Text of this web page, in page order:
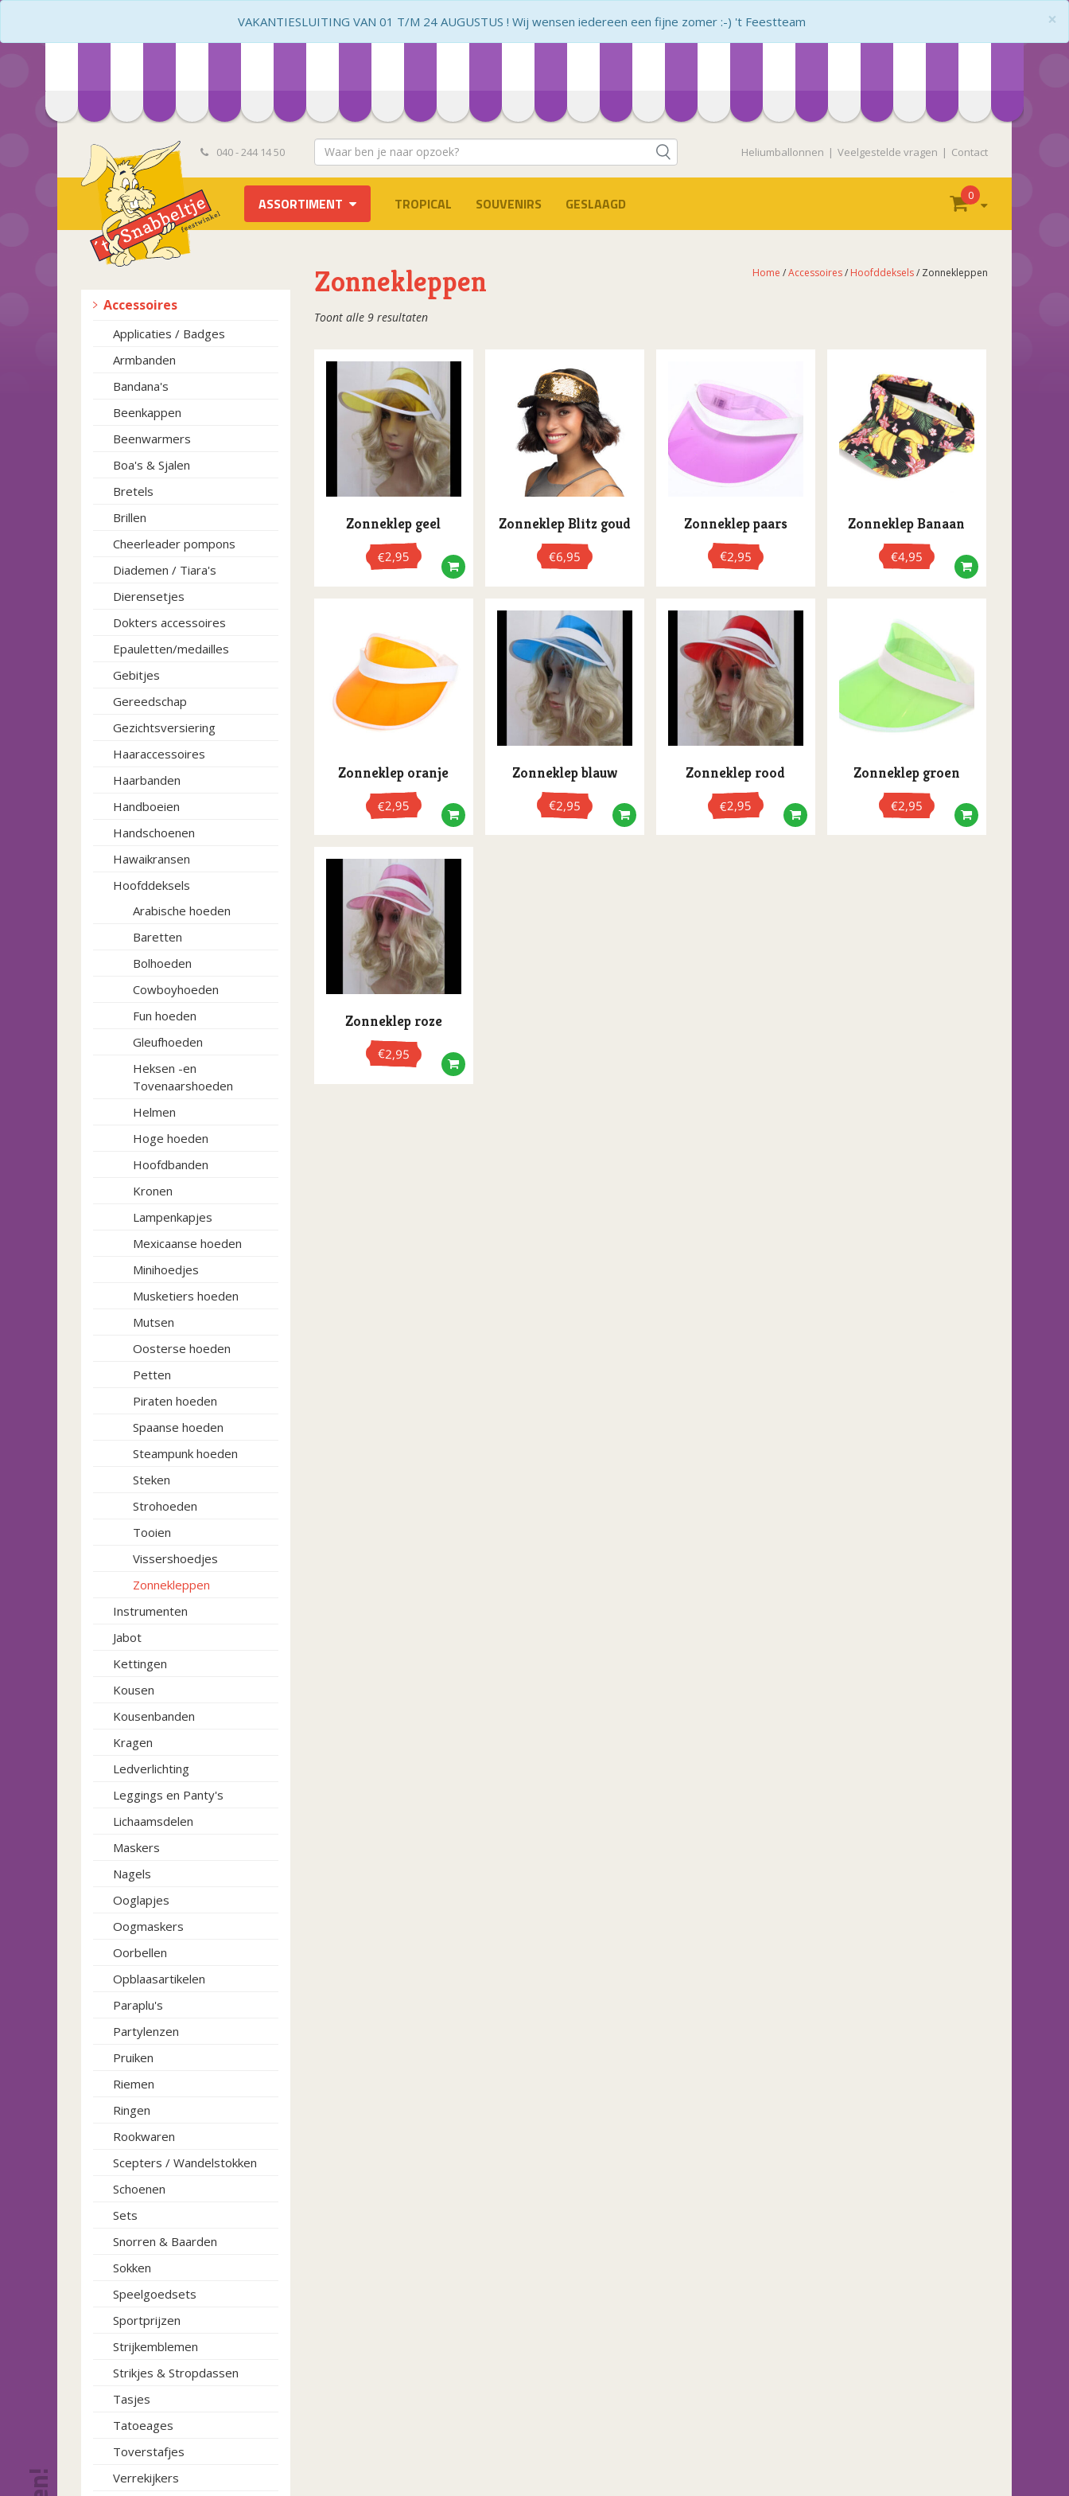
×
VAKANTIESLUITING VAN 01 T/M 24 AUGUSTUS ! Wij wensen iedereen een fijne zomer :-) 't Feestteam
040 - 244 14 50 Heliumballonnen Veelgestelde vragen Contact
ASSORTIMENT TROPICAL SOUVENIRS GESLAAGD 0
Accessoires
Applicaties / Badges
Armbanden
Bandana's
Beenkappen
Beenwarmers
Boa's & Sjalen
Bretels
Brillen
Cheerleader pompons
Diademen / Tiara's
Dierensetjes
Dokters accessoires
Epauletten/medailles
Gebitjes
Gereedschap
Gezichtsversiering
Haaraccessoires
Haarbanden
Handboeien
Handschoenen
Hawaikransen
Hoofddeksels
Arabische hoeden
Baretten
Bolhoeden
Cowboyhoeden
Fun hoeden
Gleufhoeden
Heksen -en
Tovenaarshoeden
Helmen
Hoge hoeden
Hoofdbanden
Kronen
Lampenkapjes
Mexicaanse hoeden
Minihoedjes
Musketiers hoeden
Mutsen
Oosterse hoeden
Petten
Piraten hoeden
Spaanse hoeden
Steampunk hoeden
Steken
Strohoeden
Tooien
Vissershoedjes
Zonnekleppen
Instrumenten
Jabot
Kettingen
Kousen
Kousenbanden
Kragen
Ledverlichting
Leggings en Panty's
Lichaamsdelen
Maskers
Nagels
Ooglapjes
Oogmaskers
Oorbellen
Opblaasartikelen
Paraplu's
Partylenzen
Pruiken
Riemen
Ringen
Rookwaren
Scepters / Wandelstokken
Schoenen
Sets
Snorren & Baarden
Sokken
Speelgoedsets
Sportprijzen
Strijkemblemen
Strikjes & Stropdassen
Tasjes
Tatoeages
Toverstafjes
Verrekijkers
Home /Accessoires/ Hoofddeksels/ Zonnekleppen
Zonnekleppen
Toont alle 9 resultatenGesorteerd
populariteit
Zonneklep geel
€2,95
Zonneklep Blitz goud
€6,95
Zonneklep paars
€2,95
Zonneklep Banaan
€4,95
Zonneklep oranje
€2,95
Zonneklep blauw
€2,95
Zonneklep rood
€2,95
Zonneklep groen
€2,95
Zonneklep roze
€2,95